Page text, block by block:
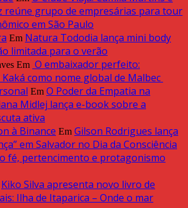
reúne grupo de empresárias para tour
em São Paulo
Em Natura Tododia lança mini body
limitada para o verão
Em O embaixador perfeito:
como nome global de Malbec
Em O Poder da Empatia na
Midlej lança e-book sobre a
ativa
à Binance Em Gilson Rodrigues lança
em Salvador no Dia da Consciência
fé, pertencimento e protagonismo
Kiko Silva apresenta novo livro de
Ilha de Itaparica – Onde o mar